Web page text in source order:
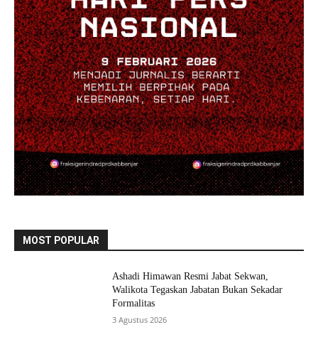
MOST POPULAR
Ashadi Himawan Resmi Jabat Sekwan,
Walikota Tegaskan Jabatan Bukan Sekadar
Formalitas
3 Agustus 2026